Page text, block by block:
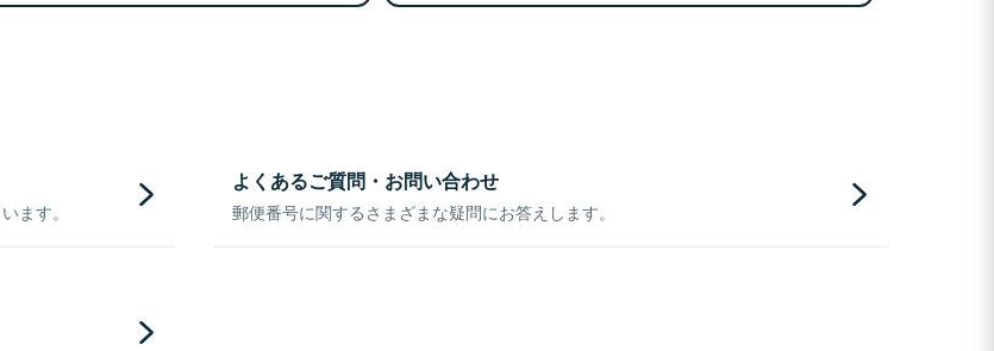
ます。
よくあるご質問・お問い合わせ
郵便番号に関するさまざまな疑問にお答えします。